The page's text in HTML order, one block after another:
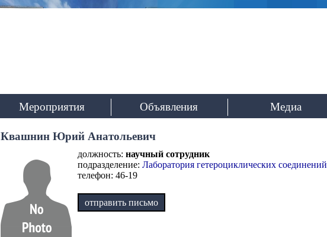
Мероприятия Объявления Медиа
Квашнин Юрий Анатольевич
должность: научный сотрудник
подразделение: Лаборатория гетероциклических соединений
телефон: 46-19
отправить письмо